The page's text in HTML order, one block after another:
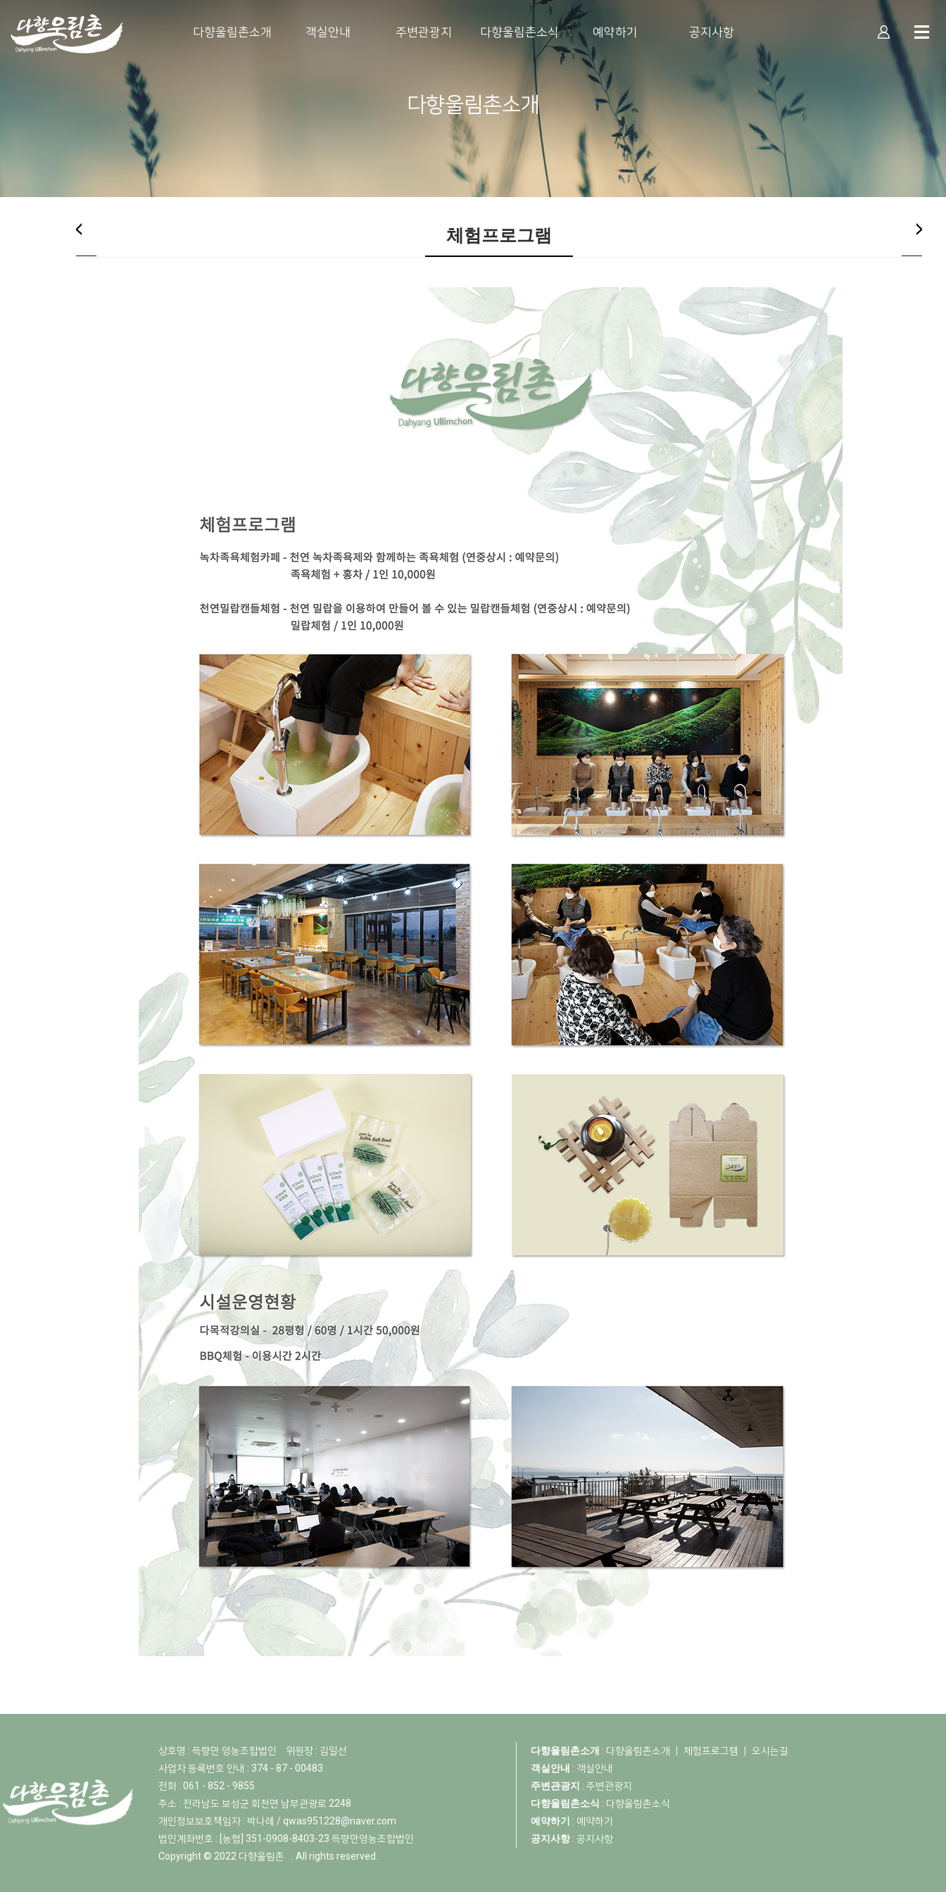
다향울림촌소개 객실안내 주변관광지 다향울림촌소식 예약하기 공지사항
다향울림촌소개
체험프로그램
상호명 : 득량만 영농조합법인
위원장 : 김일선
사업자 등록번호 안내 : 374 - 87 - 00483
전화 : 061 - 852 - 9855
주소 : 전라남도 보성군 회천면 남부관광로 2248
개인정보보호책임자 : 박나례 / qwas951228@naver.com
법인계좌번호 : [농협] 351-0908-8403-23 득량만영농조합법인
Copyright © 2022 다향울림촌 . All rights reserved.
다향울림촌소개 : 다향울림촌소개 체험프로그램
오시는길
객실안내 : 객실안내
주변관광지 : 주변관광지
다향울림촌소식 : 다향울림촌소식
예약하기 : 예약하기
공지사항 : 공지사항